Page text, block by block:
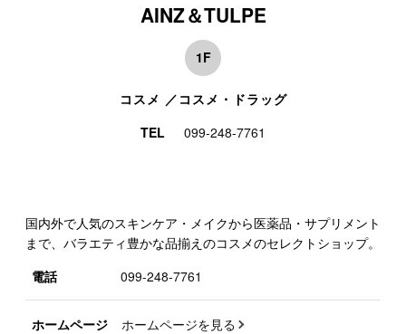
AINZ＆TULPE
1F
コスメ ／コスメ・ドラッグ
TEL
099-248-7761
国内外で人気のスキンケア・メイクから医薬品・サプリメント
まで、バラエティ豊かな品揃えのコスメのセレクトショップ。
電話
099-248-7761
ホームページ ホームページを見る